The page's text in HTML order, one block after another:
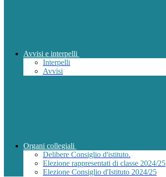
Avvisi e interpelli
Interpelli
Avvisi
Organi collegiali
Delibere Consiglio d'istituto.
Elezione rappresentati di classe 2024/25
Elezione Consiglio d'Istituto 2024/25